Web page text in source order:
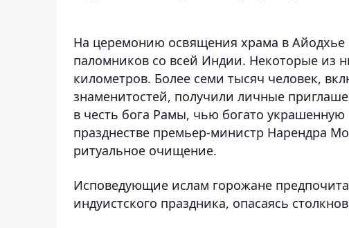
На церемонию освящения храма в Айодхье
паломников со всей Индии. Некоторые из
километров. Более семи тысяч человек,
знаменитостей, получили личные
в честь бога Рамы, чью богато украшенную
празднестве премьер-министр Нарендра
ритуальное очищение.
Исповедующие ислам горожане
индуистского праздника, опасаясь